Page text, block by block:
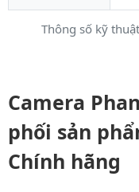
Thông số kỹ
Camera
phối sản
Chính hãng